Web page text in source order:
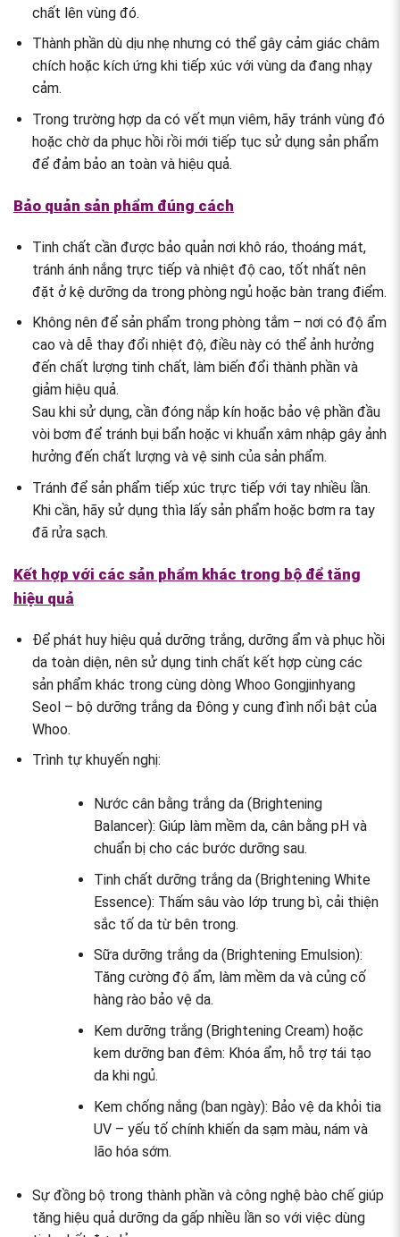
chất lên vùng đó.
Thành phần dù dịu nhẹ nhưng có thể gây cảm giác châm
chích hoặc kích ứng khi tiếp xúc với vùng da đang nhạy
cảm.
Trong trường hợp da có vết mụn viêm, hãy tránh vùng đó
hoặc chờ da phục hồi rồi mới tiếp tục sử dụng sản phẩm
để đảm bảo an toàn và hiệu quả.
Bảo quản sản phẩm đúng cách
Tinh chất cần được bảo quản nơi khô ráo, thoáng mát,
tránh ánh nắng trực tiếp và nhiệt độ cao, tốt nhất nên
đặt ở kệ dưỡng da trong phòng ngủ hoặc bàn trang điểm.
Không nên để sản phẩm trong phòng tắm – nơi có độ ẩm
cao và dễ thay đổi nhiệt độ, điều này có thể ảnh hưởng
đến chất lượng tinh chất, làm biến đổi thành phần và
giảm hiệu quả.
Sau khi sử dụng, cần đóng nắp kín hoặc bảo vệ phần đầu
vòi bơm để tránh bụi bẩn hoặc vi khuẩn xâm nhập gây ảnh
hưởng đến chất lượng và vệ sinh của sản phẩm.
Tránh để sản phẩm tiếp xúc trực tiếp với tay nhiều lần.
Khi cần, hãy sử dụng thìa lấy sản phẩm hoặc bơm ra tay
đã rửa sạch.
Kết hợp với các sản phẩm khác trong bộ để tăng
hiệu quả
Để phát huy hiệu quả dưỡng trắng, dưỡng ẩm và phục hồi
da toàn diện, nên sử dụng tinh chất kết hợp cùng các
sản phẩm khác trong cùng dòng Whoo Gongjinhyang
Seol – bộ dưỡng trắng da Đông y cung đình nổi bật của
Whoo.
Trình tự khuyến nghị:
Nước cân bằng trắng da (Brightening
Balancer): Giúp làm mềm da, cân bằng pH và
chuẩn bị cho các bước dưỡng sau.
Tinh chất dưỡng trắng da (Brightening White
Essence): Thấm sâu vào lớp trung bì, cải thiện
sắc tố da từ bên trong.
Sữa dưỡng trắng da (Brightening Emulsion):
Tăng cường độ ẩm, làm mềm da và củng cố
hàng rào bảo vệ da.
Kem dưỡng trắng (Brightening Cream) hoặc
kem dưỡng ban đêm: Khóa ẩm, hỗ trợ tái tạo
da khi ngủ.
Kem chống nắng (ban ngày): Bảo vệ da khỏi tia
UV – yếu tố chính khiến da sạm màu, nám và
lão hóa sớm.
Sự đồng bộ trong thành phần và công nghệ bào chế giúp
tăng hiệu quả dưỡng da gấp nhiều lần so với việc dùng